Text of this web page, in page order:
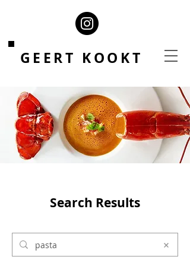
GEERT KOOKT
Search Results